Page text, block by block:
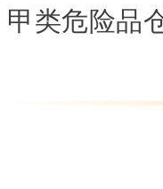
甲类危险品